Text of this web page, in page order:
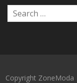
Copyright ZoneModa